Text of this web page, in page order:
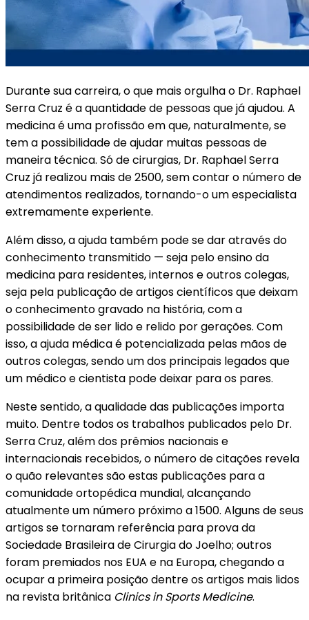
Durante sua carreira, o que mais orgulha o Dr. Raphael
Serra Cruz é a quantidade de pessoas que já ajudou. A
medicina é uma profissão em que, naturalmente, se
tem a possibilidade de ajudar muitas pessoas de
maneira técnica. Só de cirurgias, Dr. Raphael Serra
Cruz já realizou mais de 2500, sem contar o número de
atendimentos realizados, tornando-o um especialista
extremamente experiente.
Além disso, a ajuda também pode se dar através do
conhecimento transmitido — seja pelo ensino da
medicina para residentes, internos e outros colegas,
seja pela publicação de artigos científicos que deixam
o conhecimento gravado na história, com a
possibilidade de ser lido e relido por gerações. Com
isso, a ajuda médica é potencializada pelas mãos de
outros colegas, sendo um dos principais legados que
um médico e cientista pode deixar para os pares.
Neste sentido, a qualidade das publicações importa
muito. Dentre todos os trabalhos publicados pelo Dr.
Serra Cruz, além dos prêmios nacionais e
internacionais recebidos, o número de citações revela
o quão relevantes são estas publicações para a
comunidade ortopédica mundial, alcançando
atualmente um número próximo a 1500. Alguns de seus
artigos se tornaram referência para prova da
Sociedade Brasileira de Cirurgia do Joelho; outros
foram premiados nos EUA e na Europa, chegando a
ocupar a primeira posição dentre os artigos mais lidos
na revista britânica Clinics in Sports Medicine.